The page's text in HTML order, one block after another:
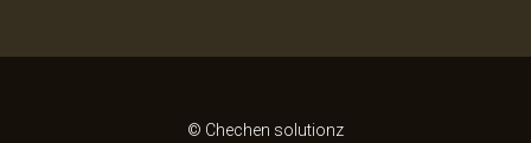
© Chechen solutionz